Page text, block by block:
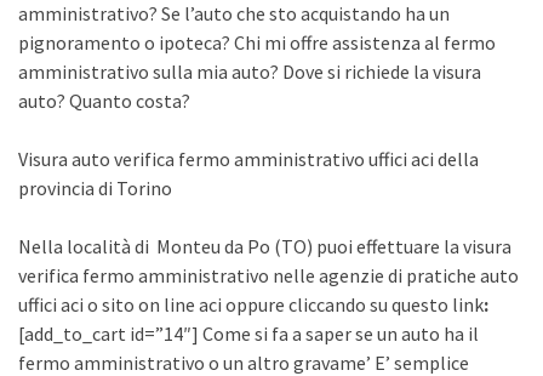
amministrativo? Se l’auto che sto acquistando ha un
pignoramento o ipoteca? Chi mi offre assistenza al fermo
amministrativo sulla mia auto? Dove si richiede la visura
auto? Quanto costa?
Visura auto verifica fermo amministrativo uffici aci della
provincia di Torino
Nella località di Monteu da Po (TO) puoi effettuare la visura
verifica fermo amministrativo nelle agenzie di pratiche auto
uffici aci o sito on line aci oppure cliccando su questo link:
[add_to_cart id=”14″] Come si fa a saper se un auto ha il
fermo amministrativo o un altro gravame’ E’ semplice